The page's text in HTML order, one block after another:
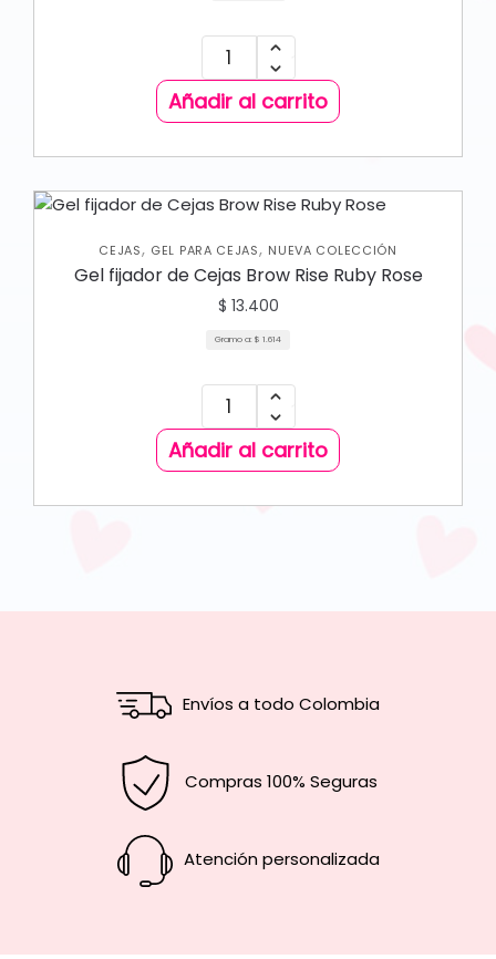
Añadir al carrito
CEJAS, GEL PARA CEJAS, NUEVA COLECCIÓN
Gel fijador de Cejas Brow Rise Ruby Rose
$ 13.400
Gramo a: $ 1.614
Añadir al carrito
Envíos a todo Colombia
Compras 100% Seguras
Atención personalizada